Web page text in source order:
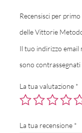
Recensisci per
delle Vittorie
Il tuo indirizzo email
sono contrassegnati
La tua valutazione *
La tua recensione *